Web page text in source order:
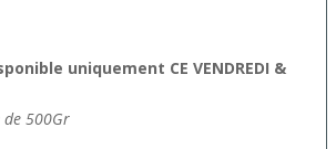
uniquement CE VENDREDI &
500Gr